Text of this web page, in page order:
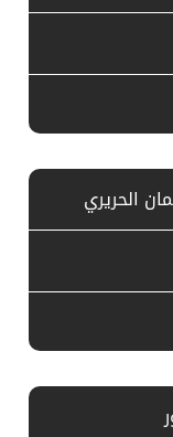
الحريري